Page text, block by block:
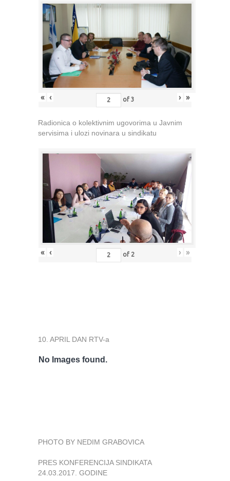
« ‹ of 3 › »
Radionica o kolektivnim ugovorima u Javnim
servisima i ulozi novinara u sindikatu
« ‹ of 2 › »
10. APRIL DAN RTV-a
No Images found.
PHOTO BY NEDIM GRABOVICA
PRES KONFERENCIJA SINDIKATA
24.03.2017. GODINE